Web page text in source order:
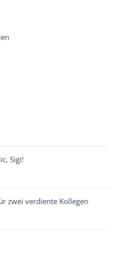
Sigi!
zwei verdiente Kollegen